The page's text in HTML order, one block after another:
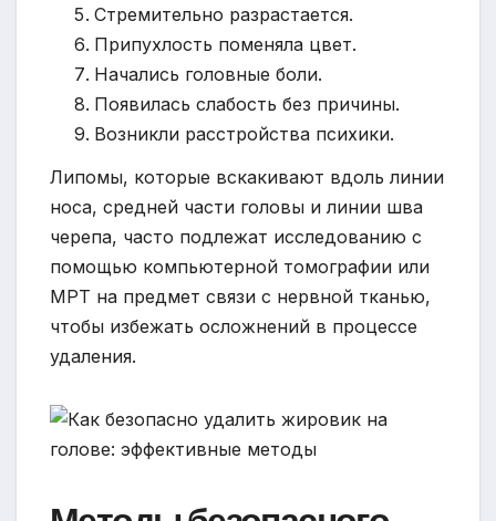
Стремительно разрастается.
Припухлость поменяла цвет.
Начались головные боли.
Появилась слабость без причины.
Возникли расстройства психики.
Липомы, которые вскакивают вдоль линии
носа, средней части головы и линии шва
черепа, часто подлежат исследованию с
помощью компьютерной томографии или
МРТ на предмет связи с нервной тканью,
чтобы избежать осложнений в процессе
удаления.